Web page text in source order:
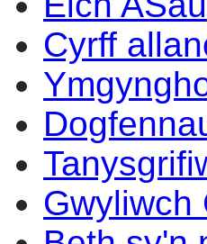
Cyrff
Gwyliwch